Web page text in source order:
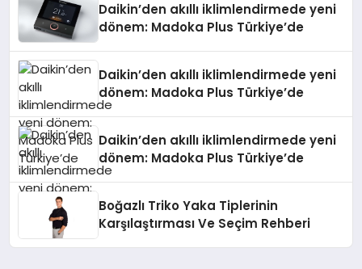
Daikin’den akıllı iklimlendirmede yeni
dönem: Madoka Plus Türkiye’de
Daikin’den akıllı iklimlendirmede yeni
dönem: Madoka Plus Türkiye’de
Daikin’den akıllı iklimlendirmede yeni
dönem: Madoka Plus Türkiye’de
Boğazlı Triko Yaka Tiplerinin
Karşılaştırması Ve Seçim Rehberi